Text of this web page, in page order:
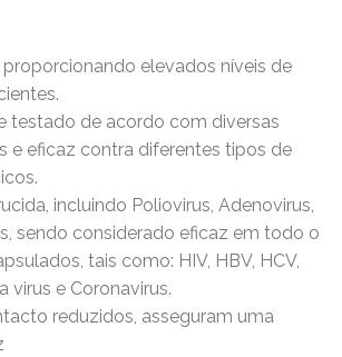
elevados níveis de
testado de acordo com diversas
e eficaz contra diferentes tipos de
incluindo Poliovirus, Adenovirus,
sendo considerado eficaz em todo o
tais como: HIV, HBV, HCV,
virus e Coronavirus.
reduzidos, asseguram uma